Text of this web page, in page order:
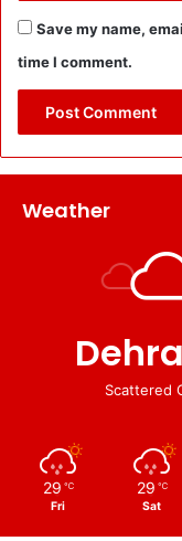
Save my name,
time I comment.
Weather
Scattered
29 ℃
Fri
29 ℃
Sat